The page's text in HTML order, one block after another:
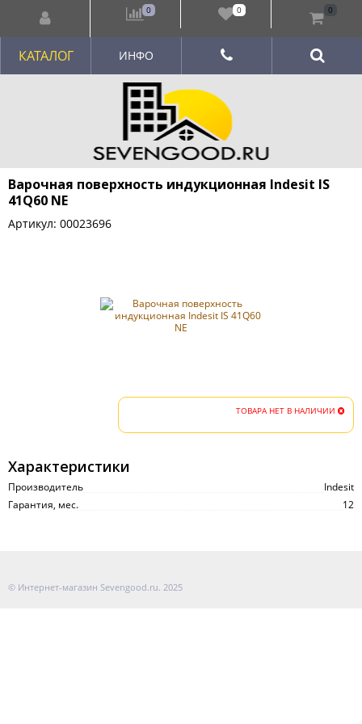
КАТАЛОГ ИНФО
Варочная поверхность индукционная Indesit IS
41Q60 NE
Артикул: 00023696
ТОВАРА НЕТ В НАЛИЧИИ
Характеристики
Производитель
Indesit
Гарантия, мес.
12
© Интернет-магазин Sevengood.ru. 2025
0 0 0